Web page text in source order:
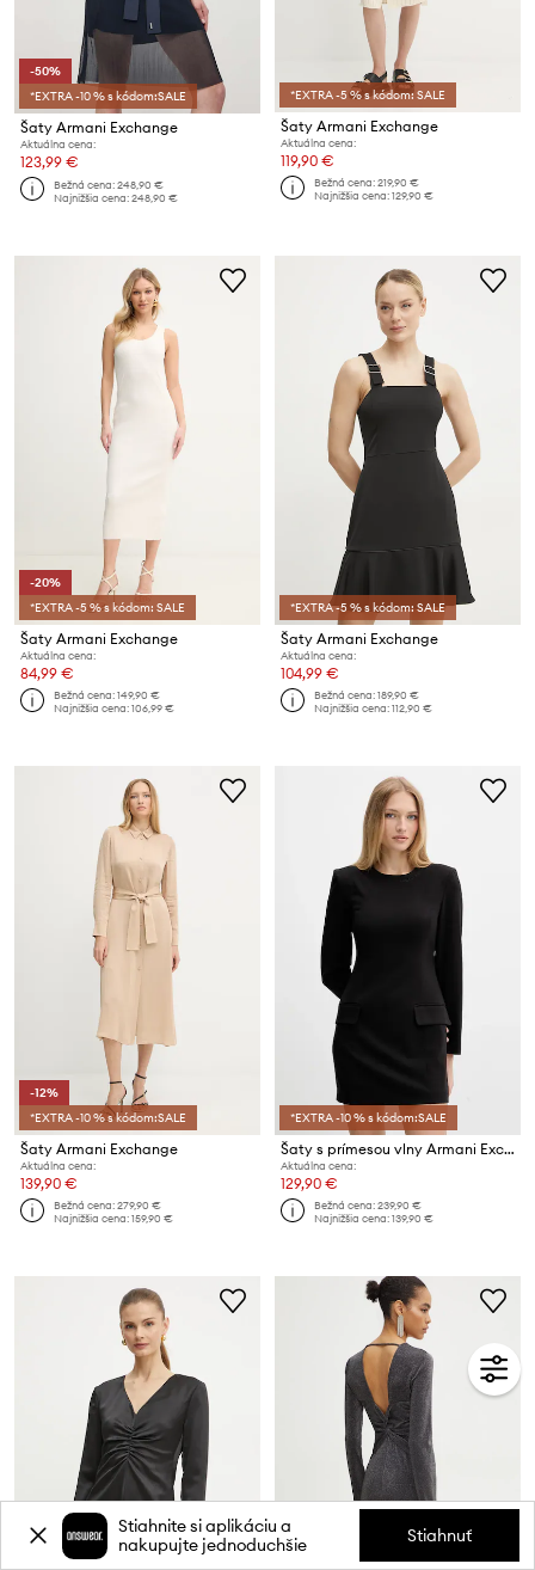
-50%
*EXTRA -10 % s kódom:SALE
Šaty Armani Exchange
Aktuálna cena:
123,99 €
Bežná cena:248,90 €
Najnižšia cena:248,90 €
*EXTRA -5 % s kódom: SALE
Šaty Armani Exchange
Aktuálna cena:
119,90 €
Bežná cena:219,90 €
Najnižšia cena:129,90 €
-20%
*EXTRA -5 % s kódom: SALE
Šaty Armani Exchange
Aktuálna cena:
84,99 €
Bežná cena:149,90 €
Najnižšia cena:106,99 €
*EXTRA -5 % s kódom: SALE
Šaty Armani Exchange
Aktuálna cena:
104,99 €
Bežná cena:189,90 €
Najnižšia cena:112,90 €
-12%
*EXTRA -10 % s kódom:SALE
Šaty Armani Exchange
Aktuálna cena:
139,90 €
Bežná cena:279,90 €
Najnižšia cena:159,90 €
*EXTRA -10 % s kódom:SALE
Šaty s prímesou vlny Armani Exchange
Aktuálna cena:
129,90 €
Bežná cena:239,90 €
Najnižšia cena:139,90 €
Stiahnite si aplikáciu a
nakupujte jednoduchšie
Stiahnuť